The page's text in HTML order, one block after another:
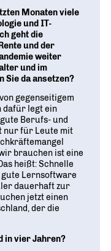
Monaten viele
und IT-
geht die
und der
weiter
und im
Sie da ansetzen?
gegenseitigem
dafür legt ein
Berufs- und
nur für Leute mit
brauchen ist eine
heißt: Schnelle
gute Lernsoftware
dauerhaft zur
jetzt einen
der die
in vier Jahren?